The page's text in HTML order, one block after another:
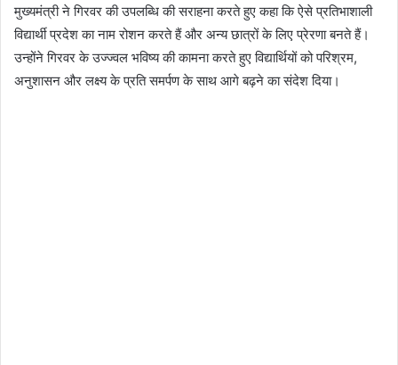
मुख्यमंत्री ने गिरवर की उपलब्धि की सराहना करते हुए कहा कि ऐसे प्रतिभाशाली
विद्यार्थी प्रदेश का नाम रोशन करते हैं और अन्य छात्रों के लिए प्रेरणा बनते हैं।
उन्होंने गिरवर के उज्ज्वल भविष्य की कामना करते हुए विद्यार्थियों को परिश्रम,
अनुशासन और लक्ष्य के प्रति समर्पण के साथ आगे बढ़ने का संदेश दिया।